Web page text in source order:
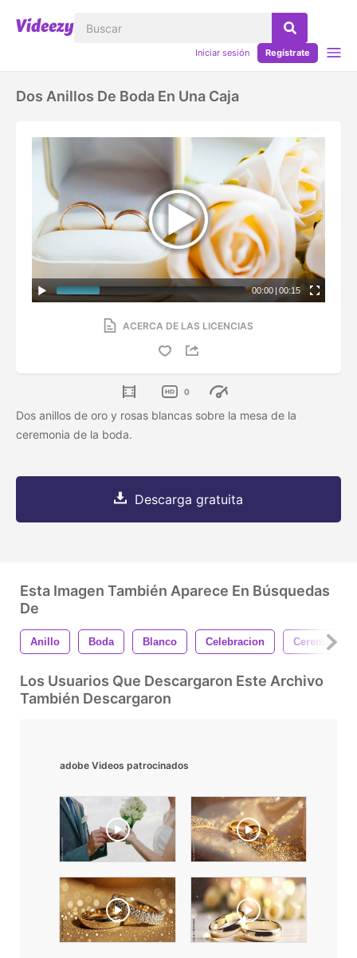
Iniciar sesión Regístrate
Dos Anillos De Boda En Una Caja
00:00 | 00:15
ACERCA DE LAS LICENCIAS
0
Dos anillos de oro y rosas blancas sobre la mesa de la
ceremonia de la boda.
Descarga gratuita
Esta Imagen También Aparece En Búsquedas
De
Anillo Boda Blanco Celebracion Ceremonia
Los Usuarios Que Descargaron Este Archivo
También Descargaron
adobe Videos patrocinados